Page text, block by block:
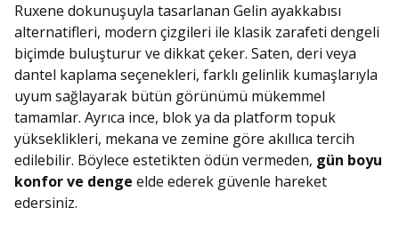
Ruxene dokunuşuyla tasarlanan Gelin ayakkabısı
alternatifleri, modern çizgileri ile klasik zarafeti dengeli
biçimde buluşturur ve dikkat çeker. Saten, deri veya
dantel kaplama seçenekleri, farklı gelinlik kumaşlarıyla
uyum sağlayarak bütün görünümü mükemmel
tamamlar. Ayrıca ince, blok ya da platform topuk
yükseklikleri, mekana ve zemine göre akıllıca tercih
edilebilir. Böylece estetikten ödün vermeden, gün boyu
konfor ve denge elde ederek güvenle hareket
edersiniz.